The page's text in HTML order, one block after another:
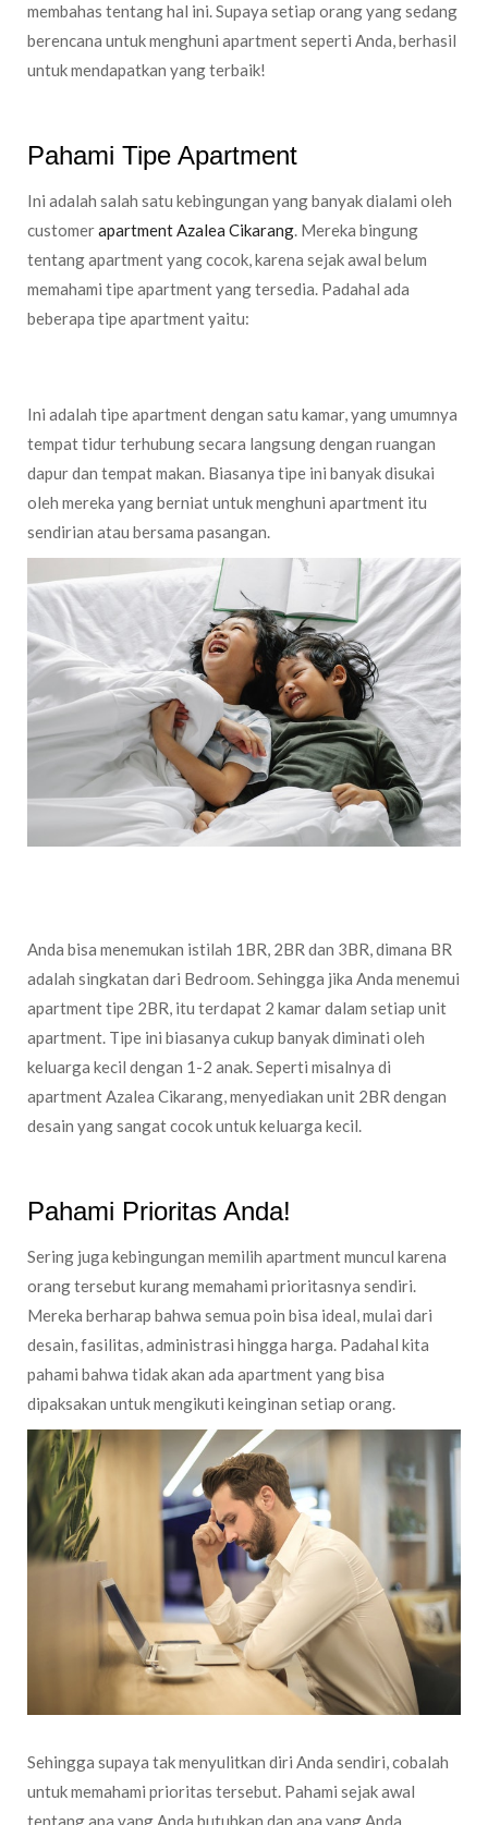
membahas tentang hal ini. Supaya setiap orang yang sedang
berencana untuk menghuni apartment seperti Anda, berhasil
untuk mendapatkan yang terbaik!
Pahami Tipe Apartment
Ini adalah salah satu kebingungan yang banyak dialami oleh
customerapartment Azalea Cikarang. Mereka bingung
tentang apartment yang cocok, karena sejak awal belum
memahami tipe apartment yang tersedia. Padahal ada
beberapa tipe apartment yaitu:
Ini adalah tipe apartment dengan satu kamar, yang umumnya
tempat tidur terhubung secara langsung dengan ruangan
dapur dan tempat makan. Biasanya tipe ini banyak disukai
oleh mereka yang berniat untuk menghuni apartment itu
sendirian atau bersama pasangan.
Anda bisa menemukan istilah 1BR, 2BR dan 3BR, dimana BR
adalah singkatan dari Bedroom. Sehingga jika Anda menemui
apartment tipe 2BR, itu terdapat 2 kamar dalam setiap unit
apartment. Tipe ini biasanya cukup banyak diminati oleh
keluarga kecil dengan 1-2 anak. Seperti misalnya di
apartment Azalea Cikarang, menyediakan unit 2BR dengan
desain yang sangat cocok untuk keluarga kecil.
Pahami Prioritas Anda!
Sering juga kebingungan memilih apartment muncul karena
orang tersebut kurang memahami prioritasnya sendiri.
Mereka berharap bahwa semua poin bisa ideal, mulai dari
desain, fasilitas, administrasi hingga harga. Padahal kita
pahami bahwa tidak akan ada apartment yang bisa
dipaksakan untuk mengikuti keinginan setiap orang.
Sehingga supaya tak menyulitkan diri Anda sendiri, cobalah
untuk memahami prioritas tersebut. Pahami sejak awal
tentang apa yang Anda butuhkan dan apa yang Anda